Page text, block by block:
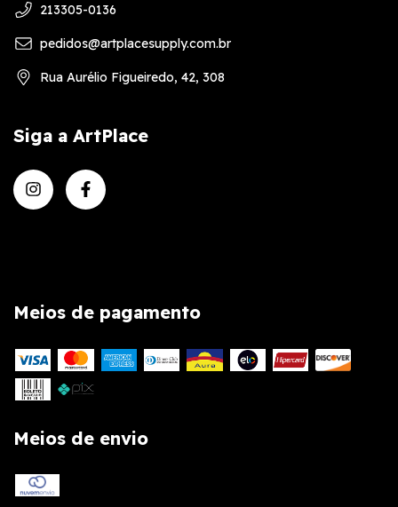
213305-0136
pedidos@artplacesupply.com.br
Rua Aurélio Figueiredo, 42, 308
Siga a ArtPlace
Meios de pagamento
Meios de envio